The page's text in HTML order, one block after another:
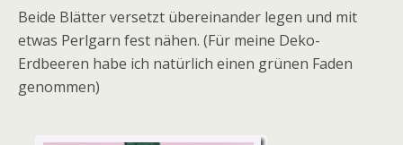
Beide Blätter versetzt übereinander legen und mit
etwas Perlgarn fest nähen. (Für meine Deko-
Erdbeeren habe ich natürlich einen grünen Faden
genommen)